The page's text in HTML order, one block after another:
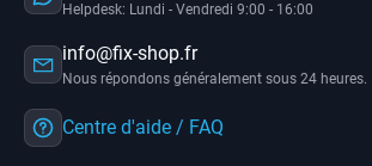
Helpdesk: Lundi - Vendredi 9:00 - 16:00
info@fix-shop.fr
Nous répondons généralement sous 24 heures.
Centre d'aide / FAQ